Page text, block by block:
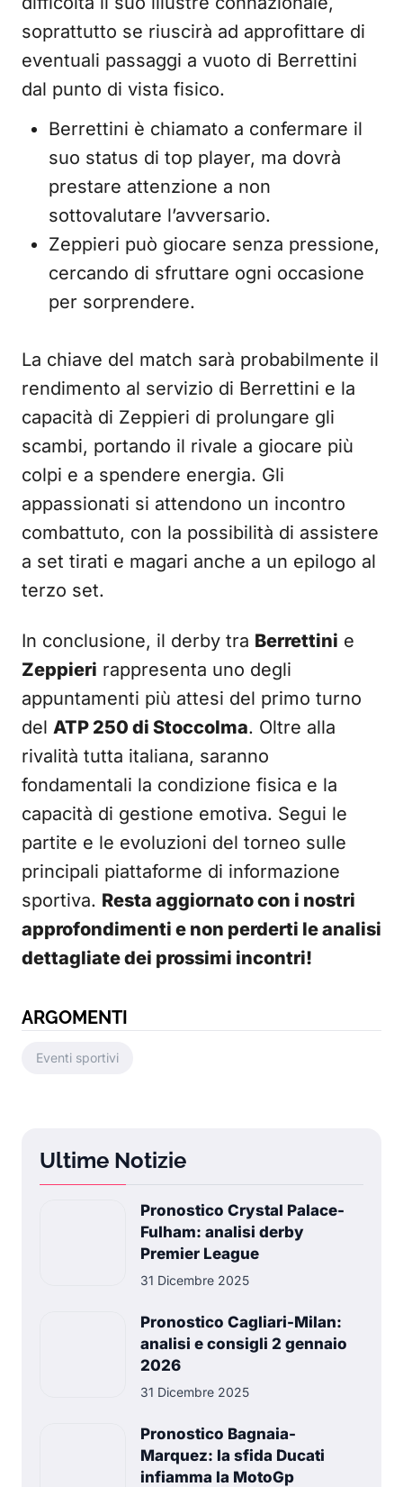
soprattutto se riuscirà ad approfittare di
eventuali passaggi a vuoto di Berrettini
dal punto di vista fisico.
Berrettini è chiamato a confermare il
suo status di top player, ma dovrà
prestare attenzione a non
sottovalutare l’avversario.
Zeppieri può giocare senza pressione,
cercando di sfruttare ogni occasione
per sorprendere.
La chiave del match sarà probabilmente il
rendimento al servizio di Berrettini e la
capacità di Zeppieri di prolungare gli
scambi, portando il rivale a giocare più
colpi e a spendere energia. Gli
appassionati si attendono un incontro
combattuto, con la possibilità di assistere
a set tirati e magari anche a un epilogo al
terzo set.
In conclusione, il derby tra Berrettini e
Zeppieri rappresenta uno degli
appuntamenti più attesi del primo turno
del ATP 250 di Stoccolma. Oltre alla
rivalità tutta italiana, saranno
fondamentali la condizione fisica e la
capacità di gestione emotiva. Segui le
partite e le evoluzioni del torneo sulle
principali piattaforme di informazione
sportiva. Resta aggiornato con i nostri
approfondimenti e non perderti le analisi
dettagliate dei prossimi incontri!
ARGOMENTI
Eventi sportivi
Ultime Notizie
Pronostico Crystal Palace-
Fulham: analisi derby
Premier League
31 Dicembre 2025
Pronostico Cagliari-Milan:
analisi e consigli 2 gennaio
2026
31 Dicembre 2025
Pronostico Bagnaia-
Marquez: la sfida Ducati
infiamma la MotoGp